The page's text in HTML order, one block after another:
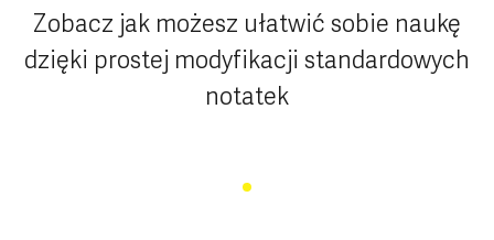
Zobacz jak możesz ułatwić sobie naukę
dzięki prostej modyfikacji standardowych
notatek